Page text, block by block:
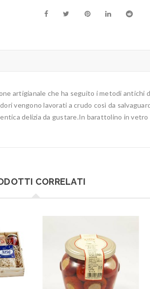
artigianale che ha seguito i metodi antichi
vengono lavorati a crudo così da
delizia da gustare.In barattolino in vetro
CORRELATI